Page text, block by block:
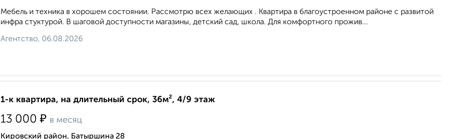
Мебель и техника в хорошем состоянии. Рассмотрю всех желающих . Квартира в благоустроенном районе с развитой
инфра стуктурой. В шаговой доступности магазины, детский сад, школа. Для комфортного прожив...
Агентство, 06.08.2026
1-к квартира, на длительный срок, 36м², 4/9 этаж
13 000 ₽ в месяц
Кировский район, Батыршина 28